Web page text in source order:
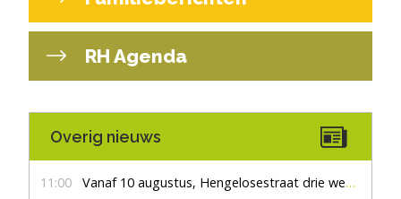
RH Agenda
Overig nieuws
11:00 Vanaf 10 augustus, Hengelosestraat drie weken dicht voor doorgaand verkeer